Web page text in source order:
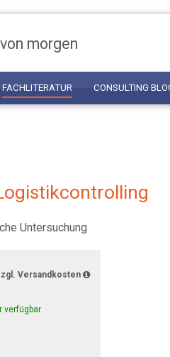
FACHLITERATUR CONSULTING
morgen
Untersuchung
Versandkosten
verfügbar